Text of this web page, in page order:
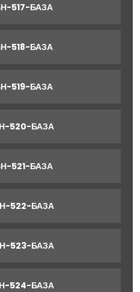
517-БАЗА
518-БАЗА
519-БАЗА
520-БАЗА
521-БАЗА
522-БАЗА
523-БАЗА
524-БАЗА